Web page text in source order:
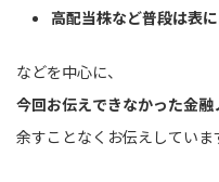
高配当株など普段は表
などを中心に、
今回お伝えできなかった金融
余すことなくお伝えしていま